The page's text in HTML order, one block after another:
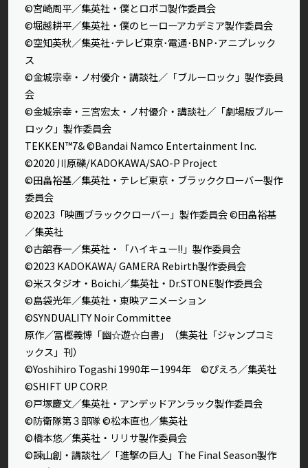
©宮崎周平／集英社・僕とロボコ製作委員会
©堀越耕平／集英社・僕のヒーローアカデミア製作委員会
©空知英秋／集英社･テレビ東京･電通･BNP･アニプレック
ス
©金城宗幸・ノ村優介・講談社／「ブルーロック」製作委員
会
©金城宗幸・三宮宏太・ノ村優介・講談社／「劇場版ブルー
ロック」製作委員会
TEKKEN™7& ©Bandai Namco Entertainment Inc.
©2020 川原礫/KADOKAWA/SAO-P Project
©田畠裕基／集英社・テレビ東京・ブラッククローバー製作
委員会
©2023「映画ブラッククローバー」製作委員会 ©田畠裕基
／集英社
©古舘春一／集英社・「ハイキュー!!」製作委員会
©2023 KADOKAWA/ GAMERA Rebirth製作委員会
©米スタジオ・Boichi／集英社・Dr.STONE製作委員会
©島袋光年／集英社・東映アニメーション
©SYNDUALITY Noir Committee
原作／冨樫義博「幽☆遊☆白書」（集英社「ジャンプコミ
ックス」刊）
©Yoshihiro Togashi 1990年－1994年 ©ぴえろ／集英社
©SHIFT UP CORP.
©戸塚慶文／集英社・アンデッドアンラック製作委員会
©防衛隊第３部隊 ©松本直也／集英社
©橋本悠／集英社・リリサ製作委員会
©諫山創・講談社／「進撃の巨人」The Final Season製作